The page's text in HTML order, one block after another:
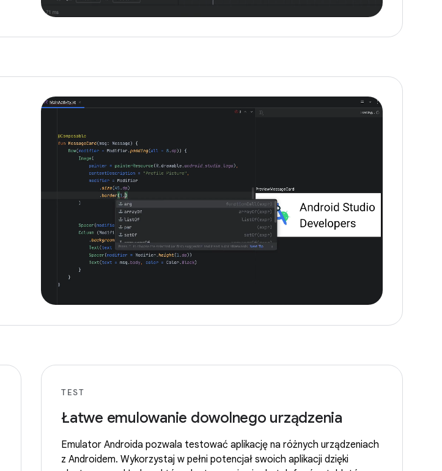
TEST
Łatwe emulowanie dowolnego urządzenia
Emulator Androida pozwala testować aplikację na różnych urządzeniach
z Androidem. Wykorzystaj w pełni potencjał swoich aplikacji dzięki